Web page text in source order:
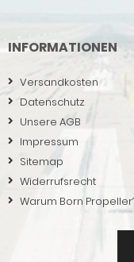
INFORMATIONEN
Versandkosten
Datenschutz
Unsere AGB
Impressum
Sitemap
Widerrufsrecht
Warum Born